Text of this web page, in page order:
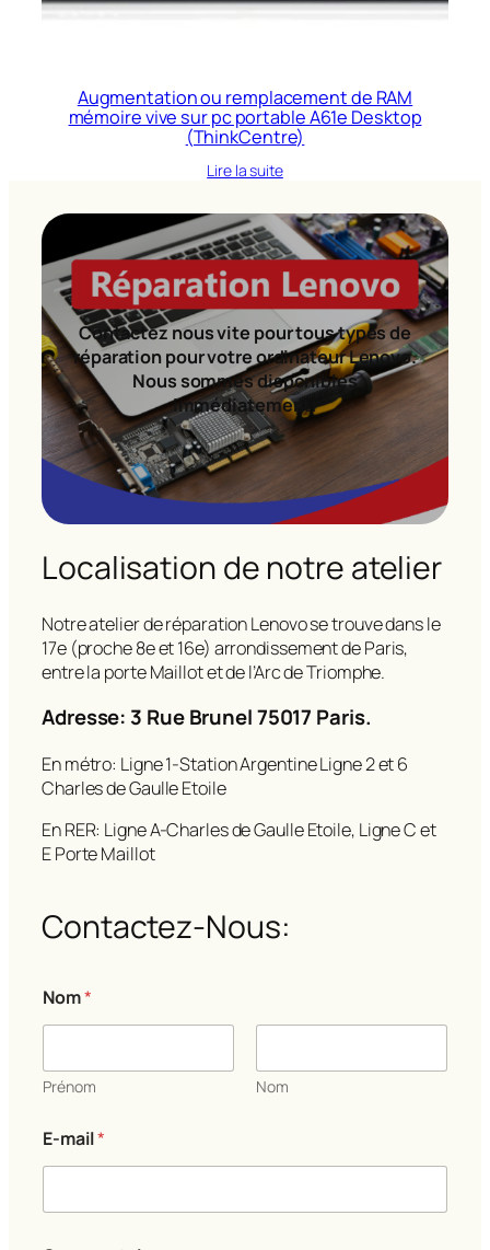
Augmentation ou remplacement de RAM
mémoire vive sur pc portable A61e Desktop
(ThinkCentre)
Lire la suite
Contactez nous vite pour tous types de
réparation pour votre ordinateur Lenovo.
Nous sommes disponibles
immédiatement!
Localisation de notre atelier
Notre atelier de réparation Lenovo se trouve dans le
17e (proche 8e et 16e) arrondissement de Paris,
entre la porte Maillot et de l’Arc de Triomphe.
Adresse: 3 Rue Brunel 75017 Paris.
En métro: Ligne 1-Station Argentine Ligne 2 et 6
Charles de Gaulle Etoile
En RER: Ligne A-Charles de Gaulle Etoile, Ligne C et
E Porte Maillot
Contactez-Nous:
Nom*
Prénom Nom
E-mail*